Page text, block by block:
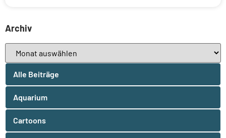
Archiv
Alle Beiträge
Aquarium
Cartoons